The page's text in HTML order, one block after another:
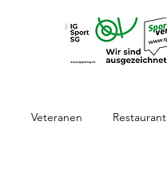
Veteranen Restaurant